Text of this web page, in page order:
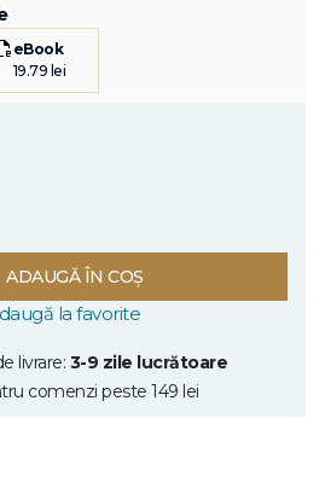
eBook
19.79 lei
ADAUGĂ ÎN COȘ
la favorite
livrare: 3-9 zile lucrătoare
comenzi peste 149 lei